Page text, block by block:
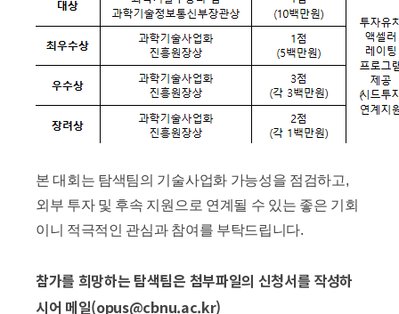
본 대회는 탐색팀의 기술사업화 가능성을 점검하고,
외부 투자 및 후속 지원으로 연계될 수 있는 좋은 기회
이니 적극적인 관심과 참여를 부탁드립니다.
참가를 희망하는 탐색팀은 첨부파일의 신청서를 작성하
시어 메일(opus@cbnu.ac.kr)